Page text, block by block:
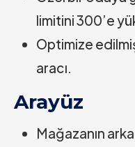
limitini 300’e
Optimize
aracı.
Arayüz
Mağazanın